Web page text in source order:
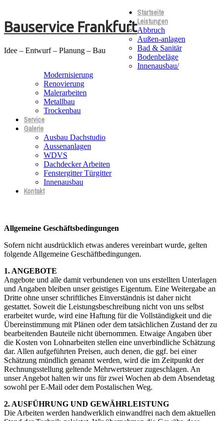
Bauservice Frankfurt
Idee – Entwurf – Planung – Bau
Startseite
Leistungen
Abbruch
Außen-anlagen
Bad & Sanitär
Bodenbeläge
Innenausbau/
Modernisierung
Renovierung
Malerarbeiten
Metallbau
Trockenbau
Service
Galerie
Ausbau Dachstudio
Aussenanlagen
WDVS
Dachdecker Arbeiten
Fenstergitter Türgitter
Innenausbau
Kontakt
Allgemeine Geschäftsbedingungen
Sofern nicht ausdrücklich etwas anderes vereinbart wurde, gelten
folgende Allgemeine Geschäftbedingungen.
1. ANGEBOTE
Angebote und alle damit verbundenen von uns erstellten Unterlagen
und Angaben bleiben unser geistiges Eigentum. Eine Weitergabe an
Dritte ohne unser schriftliches Einverständnis ist daher nicht
gestattet. Soweit die Leistungsbeschreibung nicht von uns selbst
erarbeitet wurde, wird eine Haftung für die Vollständigkeit und die
Übereinstimmung mit Plänen oder dem tatsächlichen Zustand der zu
bearbeitenden Bauteile nicht übernommen. Etwaige Angaben über
die Kosten von Lohnarbeiten stellen eine unverbindliche Schätzung
dar. Allen aufgeführten Preisen, auch denen, die ggf. bei einer
Schätzung mündlich genannt werden, wird die im Zeitpunkt der
Rechnungsstellung geltende Mehrwertsteuer zugeschlagen. An
unser Angebot halten wir uns für zwei Wochen ab dem Absendetag
sowohl per E-Mail oder dem Postalischen Weg.
2. AUSFÜHRUNG UND GEWÄHRLEISTUNG
Die Arbeiten werden handwerklich einwandfrei nach dem aktuellen